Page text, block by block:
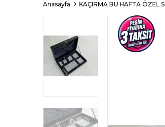
Anasayfa KAÇIRMA BU HAFTA